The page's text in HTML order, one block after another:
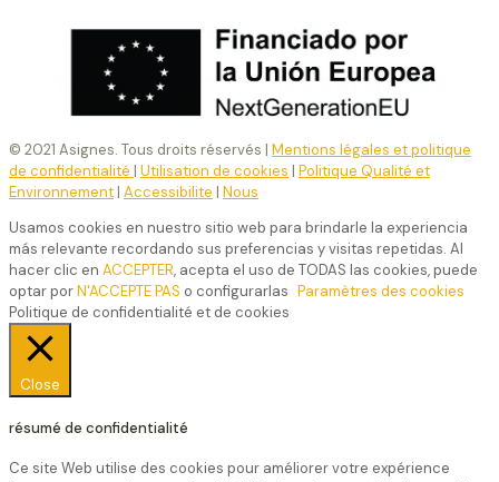
© 2021 Asignes. Tous droits réservés | Mentions légales et politique
de confidentialité | Utilisation de cookies | Politique Qualité et
Environnement| Accessibilite | Nous
Usamos cookies en nuestro sitio web para brindarle la experiencia
más relevante recordando sus preferencias y visitas repetidas. Al
hacer clic en ACCEPTER, acepta el uso de TODAS las cookies, puede
optar porN'ACCEPTE PAS o configurarlas Paramètres des cookies
Politique de confidentialité et de cookies
Close
résumé de confidentialité
Ce site Web utilise des cookies pour améliorer votre expérience